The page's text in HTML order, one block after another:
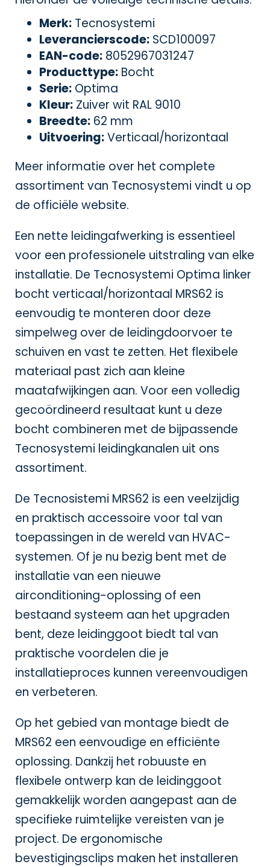
Merk: Tecnosystemi
Leverancierscode: SCD100097
EAN-code: 8052967031247
Producttype: Bocht
Serie: Optima
Kleur: Zuiver wit RAL 9010
Breedte: 62 mm
Uitvoering:Verticaal/horizontaal
Meer informatie over het complete
assortiment van Tecnosystemi vindt u op
de officiële website.
Een nette leidingafwerking is essentieel
voor een professionele uitstraling van elke
installatie. De Tecnosystemi Optima linker
bocht verticaal/horizontaal MRS62 is
eenvoudig te monteren door deze
simpelweg over de leidingdoorvoer te
schuiven en vast te zetten. Het flexibele
materiaal past zich aan kleine
maatafwijkingen aan. Voor een volledig
gecoördineerd resultaat kunt u deze
bocht combineren met de bijpassende
Tecnosystemi leidingkanalen uit ons
assortiment.
De Tecnosistemi MRS62 is een veelzijdig
en praktisch accessoire voor tal van
toepassingen in de wereld van HVAC-
systemen. Of je nu bezig bent met de
installatie van een nieuwe
airconditioning-oplossing of een
bestaand systeem aan het upgraden
bent, deze leidinggoot biedt tal van
praktische voordelen die je
installatieproces kunnen vereenvoudigen
en verbeteren.
Op het gebied van montage biedt de
MRS62 een eenvoudige en efficiënte
oplossing. Dankzij het robuuste en
flexibele ontwerp kan de leidinggoot
gemakkelijk worden aangepast aan de
specifieke ruimtelijke vereisten van je
project. De ergonomische
bevestigingsclips maken het installeren